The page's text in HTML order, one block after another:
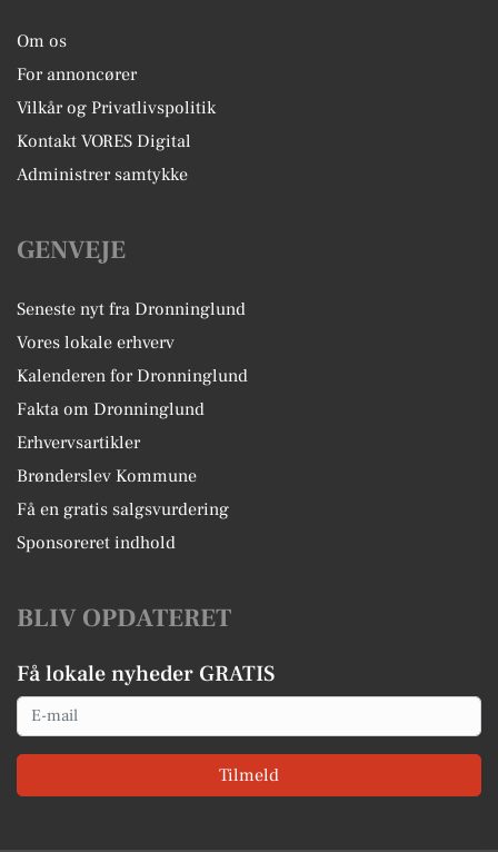
Om os
For annoncører
Vilkår og Privatlivspolitik
Kontakt VORES Digital
Administrer samtykke
GENVEJE
Seneste nyt fra Dronninglund
Vores lokale erhverv
Kalenderen for Dronninglund
Fakta om Dronninglund
Erhvervsartikler
Brønderslev Kommune
Få en gratis salgsvurdering
Sponsoreret indhold
BLIV OPDATERET
Få lokale nyheder GRATIS
Email
Tilmeld